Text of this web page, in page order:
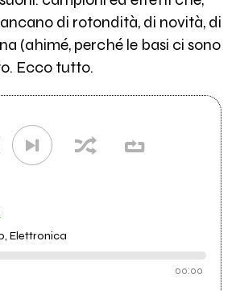
di rotondità, di novità, di
(ahimé, perché le basi ci sono
Ecco tutto.
Elettronica
00:00